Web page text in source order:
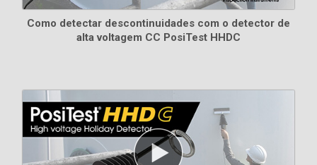
Como detectar descontinuidades com o detector de
alta voltagem CC PosiTest HHDC